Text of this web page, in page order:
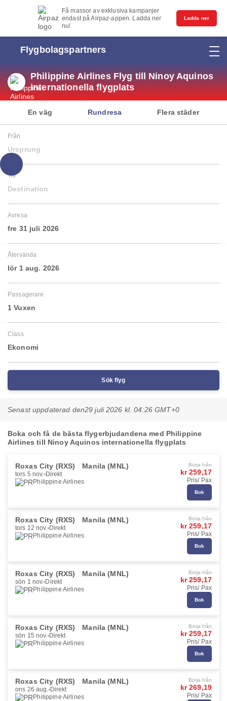
Få massor av exklusiva kampanjer
endast på Airpaz-appen. Ladda ner
nu!
Ladda ner
Flygbolagspartners
Philippine Airlines Flyg till Ninoy Aquinos
internationella flygplats
En väg Rundresa Flera städer
Från
Ursprung
Till
Destination
Avresa
fre 31 juli 2026
Återvända
lör 1 aug. 2026
Passagerare
1 Vuxen
Class
Ekonomi
Sök flyg
Senast uppdaterad den29 juli 2026 kl. 04:26 GMT+0
Boka och få de bästa flygerbjudandena med Philippine
Airlines till Ninoy Aquinos internationella flygplats
Roxas City (RXS) Manila (MNL)
tors 5 nov. Direkt
Philippine Airlines
Börja från
kr 259,17
Pris/ Pax
Bok
Roxas City (RXS) Manila (MNL)
tors 12 nov. Direkt
Philippine Airlines
Börja från
kr 259,17
Pris/ Pax
Bok
Roxas City (RXS) Manila (MNL)
sön 1 nov. Direkt
Philippine Airlines
Börja från
kr 259,17
Pris/ Pax
Bok
Roxas City (RXS) Manila (MNL)
sön 15 nov. Direkt
Philippine Airlines
Börja från
kr 259,17
Pris/ Pax
Bok
Roxas City (RXS) Manila (MNL)
ons 26 aug. Direkt
Philippine Airlines
Börja från
kr 269,19
Pris/ Pax